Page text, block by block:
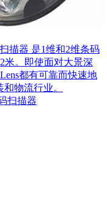
描器 是1维和2维条码
。即使面对大景深
都有可靠而快速地
物流行业。
扫描器